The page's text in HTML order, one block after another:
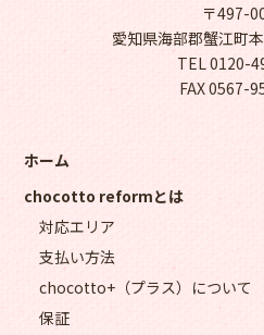
〒497-
愛知県海部郡蟹江町
TEL 0120-
FAX 0567-
ホーム
chocotto reformとは
対応エリア
支払い方法
chocotto+（プラス）について
保証